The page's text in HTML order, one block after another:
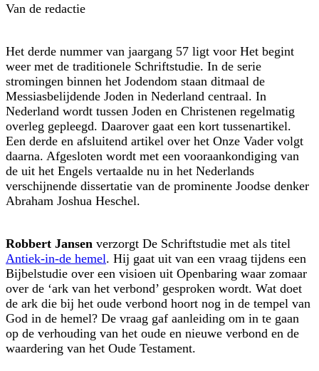
Van de redactie
Het derde nummer van jaargang 57 ligt voor Het begint
weer met de traditionele Schriftstudie. In de serie
stromingen binnen het Jodendom staan ditmaal de
Messiasbelijdende Joden in Nederland centraal. In
Nederland wordt tussen Joden en Christenen regelmatig
overleg gepleegd. Daarover gaat een kort tussenartikel.
Een derde en afsluitend artikel over het Onze Vader volgt
daarna. Afgesloten wordt met een vooraankondiging van
de uit het Engels vertaalde nu in het Nederlands
verschijnende dissertatie van de prominente Joodse denker
Abraham Joshua Heschel.
Robbert Jansen verzorgt De Schriftstudie met als titel
Antiek-in-de hemel. Hij gaat uit van een vraag tijdens een
Bijbelstudie over een visioen uit Openbaring waar zomaar
over de ‘ark van het verbond’ gesproken wordt. Wat doet
de ark die bij het oude verbond hoort nog in de tempel van
God in de hemel? De vraag gaf aanleiding om in te gaan
op de verhouding van het oude en nieuwe verbond en de
waardering van het Oude Testament.